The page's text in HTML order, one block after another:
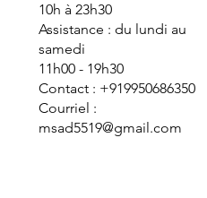
10h à 23h30
Assistance : du lundi au
samedi
11h00 - 19h30
Contact : +919950686350
Courriel :
msad5519@gmail.com